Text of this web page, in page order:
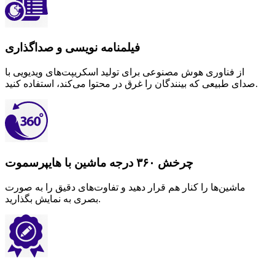
فیلمنامه نویسی و صداگذاری
از فناوری هوش مصنوعی برای تولید اسکریپت‌های ویدیویی با
صدای طبیعی که بینندگان را غرق در محتوا می‌کند، استفاده کنید.
چرخش ۳۶۰ درجه ماشین با هایپرسموت
ماشین‌ها را کنار هم قرار دهید و تفاوت‌های دقیق را به صورت
بصری به نمایش بگذارید.